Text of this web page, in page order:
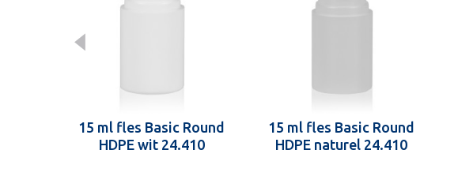
15 ml fles Basic Round
HDPE wit 24.410
15 ml fles Basic Round
HDPE naturel 24.410